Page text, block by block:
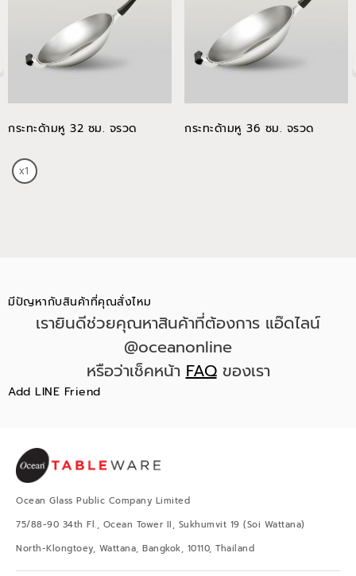
กระทะด้ามหู 32 ซม. จรวด กระทะด้ามหู 36 ซม. จรวด
มีปัญหากับสินค้าที่คุณสั่งไหม
เรายินดีช่วยคุณหาสินค้าที่ต้องการ แอ๊ดไลน์
@oceanonline
หรือว่าเช็คหน้าFAQของเรา
Add LINE Friend
Ocean Glass Public Company Limited
75/88-90 34th Fl., Ocean Tower II, Sukhumvit 19 (Soi Wattana)
North-Klongtoey, Wattana, Bangkok, 10110, Thailand